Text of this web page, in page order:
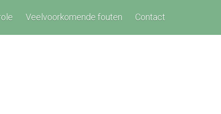
Veelvoorkomende fouten Contact